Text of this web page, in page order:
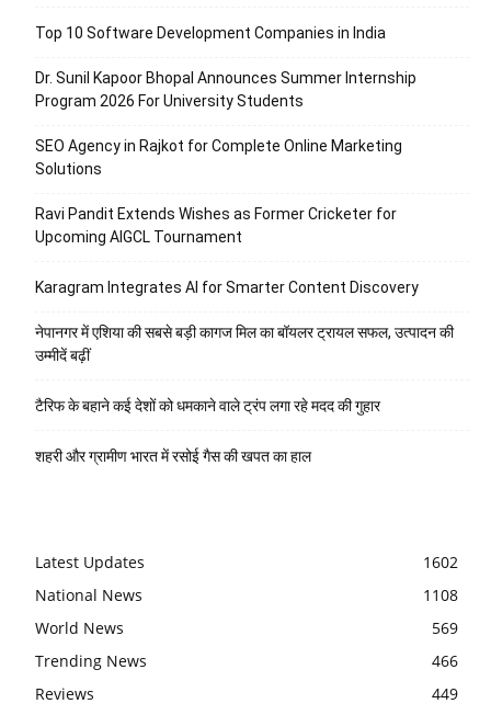
Top 10 Software Development Companies in India
Dr. Sunil Kapoor Bhopal Announces Summer Internship
Program 2026 For University Students
SEO Agency in Rajkot for Complete Online Marketing
Solutions
Ravi Pandit Extends Wishes as Former Cricketer for
Upcoming AIGCL Tournament
Karagram Integrates AI for Smarter Content Discovery
नेपानगर में एशिया की सबसे बड़ी कागज मिल का बॉयलर ट्रायल सफल, उत्पादन की
उम्मीदें बढ़ीं
टैरिफ के बहाने कई देशों को धमकाने वाले ट्रंप लगा रहे मदद की गुहार
शहरी और ग्रामीण भारत में रसोई गैस की खपत का हाल
Latest Updates
1602
National News
1108
World News
569
Trending News
466
Reviews
449